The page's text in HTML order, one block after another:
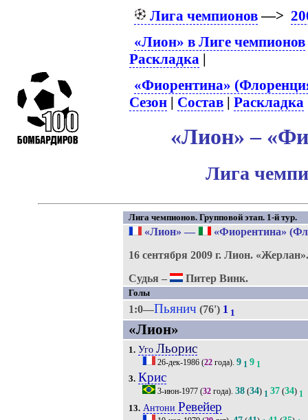
Лига чемпионов—>
«Лион» в Лиге чемпионов
Раскладка |
«Фиорентина»
Сезон | Состав |Раскладка
«Лион» –
Лига
Лига чемпионов. Групповой этап. 1-й тур.
«Лион» —
«Фиорентина»
16 сентября 2009 г. Лион.
Судья –
Питер Винк.
Голы
1:0—Пьянич (76') 1 1
«Лион»
1. Уго Льорис
26-дек-1986(22года). 9 1 9 1
3. Крис
3-июн-1977(32года). 38(34) 1 37(34) 1
13. Антони Ревейер